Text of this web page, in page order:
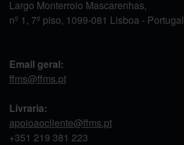
Largo Monterroio Mascarenhas,
nº 1, 7º piso, 1099-081 Lisboa - Portugal
Email geral:
ffms@ffms.pt
Livraria:
apoioaocliente@ffms.pt
+351 219 381 223